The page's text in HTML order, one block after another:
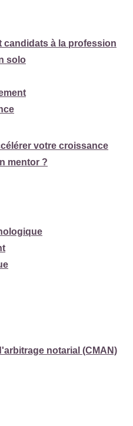
candidats à la profession
solo
votre croissance
mentor ?
notarial (CMAN)